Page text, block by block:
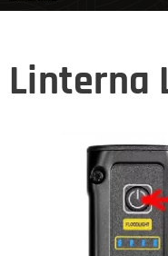
Linterna